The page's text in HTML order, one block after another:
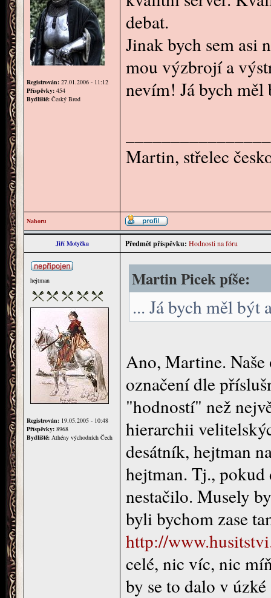
Registrován: 27.01.2006 - 11:12
Příspěvky: 454
Bydliště: Český Brod
debat.
Jinak bych sem asi
mou výzbrojí a
nevím! Já bych měl
Martin, střelec
Nahoru
Jiří Motyčka Předmět příspěvku: Hodnosti na fóru
hejtman
Registrován: 19.05.2005 - 10:48
Příspěvky: 8968
Bydliště: Athény východních Čech
Martin Picek píše:
... Já bych měl být
Ano, Martine.
označení dle
"hodností" než
hierarchii
desátník, hejtman
hejtman. Tj.,
nestačilo. Musely
byli bychom zase
http://
celé, nic víc, nic
by se to dalo v